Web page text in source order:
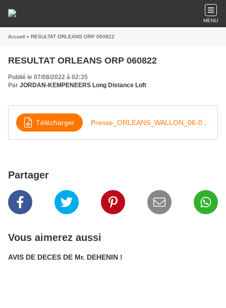
MENU
Accueil » RESULTAT ORLEANS ORP 060822
RESULTAT ORLEANS ORP 060822
Publié le 07/08/2022 à 02:35
Par JORDAN-KEMPENEERS Long Distance Loft
Télécharger
Partager
Vous aimerez aussi
AVIS DE DECES DE Mr. DEHENIN !